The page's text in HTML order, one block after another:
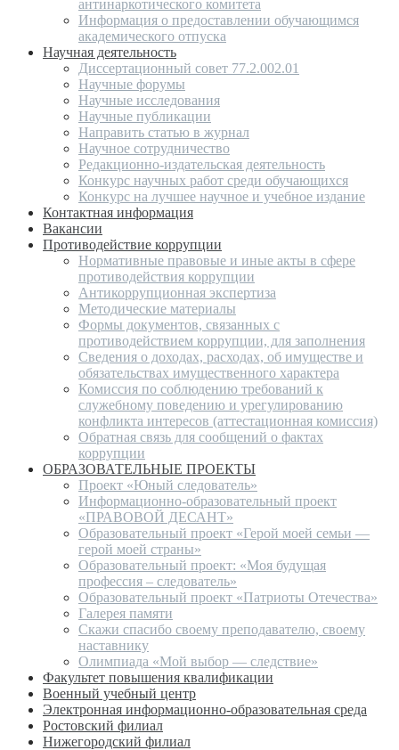
антинаркотического комитета
Информация о предоставлении обучающимся
академического отпуска
Научная деятельность
Диссертационный совет 77.2.002.01
Научные форумы
Научные исследования
Научные публикации
Направить статью в журнал
Научное сотрудничество
Редакционно-издательская деятельность
Конкурс научных работ среди обучающихся
Конкурс на лучшее научное и учебное издание
Контактная информация
Вакансии
Противодействие коррупции
Нормативные правовые и иные акты в сфере
противодействия коррупции
Антикоррупционная экспертиза
Методические материалы
Формы документов, связанных с
противодействием коррупции, для заполнения
Сведения о доходах, расходах, об имуществе и
обязательствах имущественного характера
Комиссия по соблюдению требований к
служебному поведению и урегулированию
конфликта интересов (аттестационная комиссия)
Обратная связь для сообщений о фактах
коррупции
ОБРАЗОВАТЕЛЬНЫЕ ПРОЕКТЫ
Проект «Юный следователь»
Информационно-образовательный проект
«ПРАВОВОЙ ДЕСАНТ»
Образовательный проект «Герой моей семьи —
герой моей страны»
Образовательный проект: «Моя будущая
профессия – следователь»
Образовательный проект «Патриоты Отечества»
Галерея памяти
Скажи спасибо своему преподавателю, своему
наставнику
Олимпиада «Мой выбор — следствие»
Факультет повышения квалификации
Военный учебный центр
Электронная информационно-образовательная среда
Ростовский филиал
Нижегородский филиал